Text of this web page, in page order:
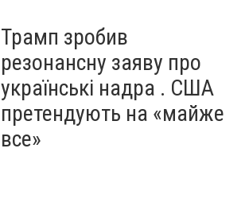
Трамп зробив
резонансну заяву про
українські надра . США
претендують на «майже
все»